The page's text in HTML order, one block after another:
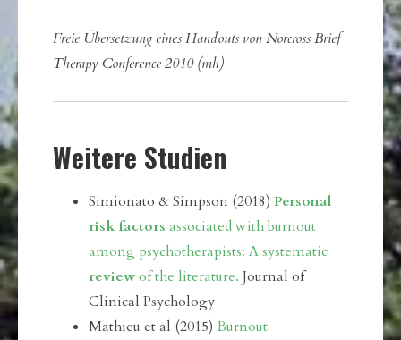
Freie Übersetzung eines Handouts von Norcross Brief
Therapy Conference 2010 (mh)
Weitere Studien
Simionato & Simpson (2018) Personal
risk factors associated with burnout
among psychotherapists: A systematic
reviewof the literature. Journal of
Clinical Psychology
Mathieu et al (2015) Burnout